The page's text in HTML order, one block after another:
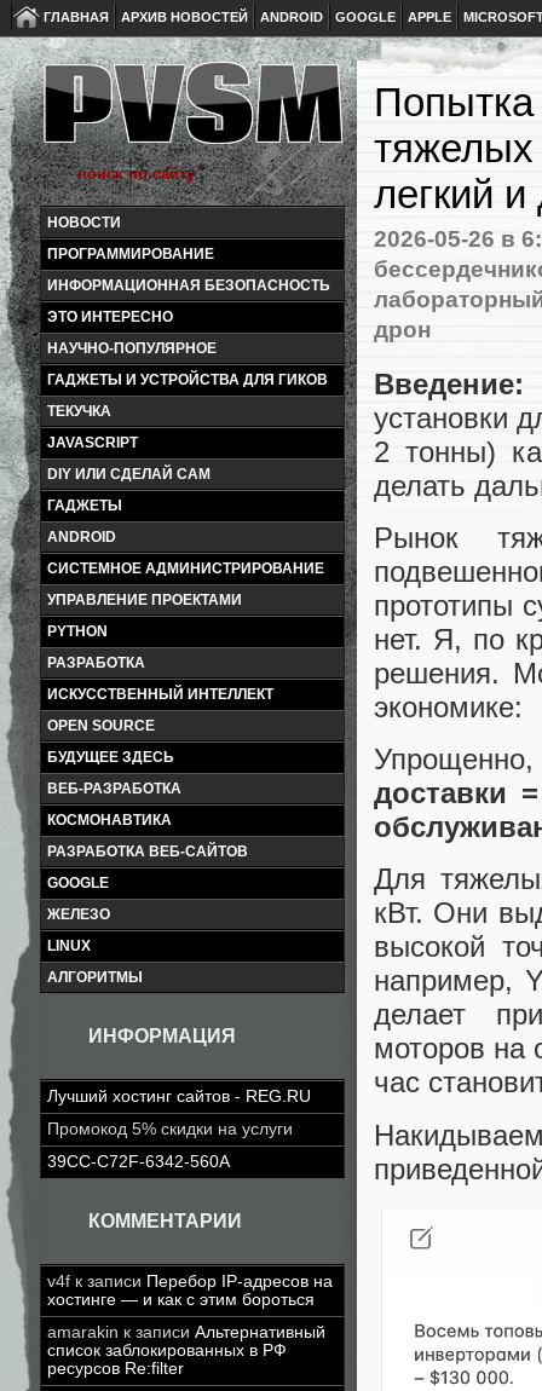
ГЛАВНАЯ АРХИВ НОВОСТЕЙ ANDROID GOOGLE APPLE
НОВОСТИ
ПРОГРАММИРОВАНИЕ
ИНФОРМАЦИОННАЯ БЕЗОПАСНОСТЬ
ЭТО ИНТЕРЕСНО
НАУЧНО-ПОПУЛЯРНОЕ
ГАДЖЕТЫ И УСТРОЙСТВА ДЛЯ ГИКОВ
ТЕКУЧКА
JAVASCRIPT
DIY ИЛИ СДЕЛАЙ САМ
ГАДЖЕТЫ
ANDROID
СИСТЕМНОЕ АДМИНИСТРИРОВАНИЕ
УПРАВЛЕНИЕ ПРОЕКТАМИ
PYTHON
РАЗРАБОТКА
ИСКУССТВЕННЫЙ ИНТЕЛЛЕКТ
OPEN SOURCE
БУДУЩЕЕ ЗДЕСЬ
ВЕБ-РАЗРАБОТКА
КОСМОНАВТИКА
РАЗРАБОТКА ВЕБ-САЙТОВ
GOOGLE
ЖЕЛЕЗО
LINUX
АЛГОРИТМЫ
ИНФОРМАЦИЯ
Лучший хостинг сайтов - REG.RU
Промокод 5% скидки на услуги
39CC-C72F-6342-560A
КОММЕНТАРИИ
v4f к записи Перебор IP-адресов на
хостинге — и как с этим бороться
amarakin к записи Альтернативный
список заблокированных в РФ
ресурсов Re:filter
Попытка
легкий
2026-05-26 в
дрон
установки
2 тонны)
делать
Рынок
прототипы
нет. Я, по
решения.
экономике:
Упрощенно,
доставки
Для
кВт. Они
высокой
например,
делает
моторов на
час